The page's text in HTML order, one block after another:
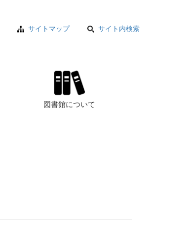
サイトマップ サイト内検索
図書館について